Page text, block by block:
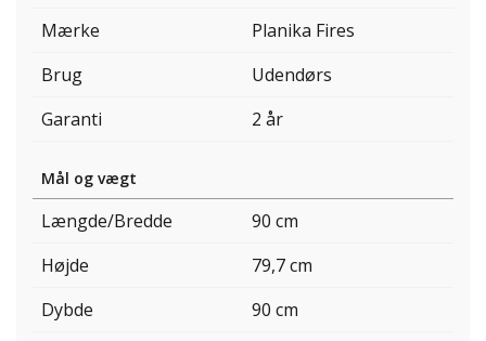
Mærke
Planika Fires
Brug
Udendørs
Garanti
2 år
Mål og vægt
Længde/Bredde
90 cm
Højde
79,7 cm
Dybde
90 cm